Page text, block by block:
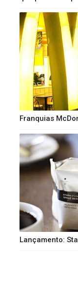
Franquias
Lançamento: